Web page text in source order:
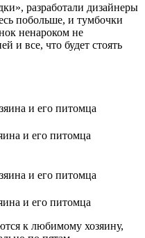
разработали дизайнеры
побольше, и тумбочки
ненароком не
и все, что будет стоять
и его питомца
и его питомца
к любимому хозяину,